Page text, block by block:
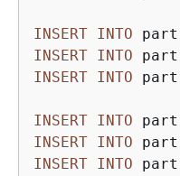
INSERT INTO part
INSERT INTO part
INSERT INTO part
INSERT INTO part
INSERT INTO part
INSERT INTO part